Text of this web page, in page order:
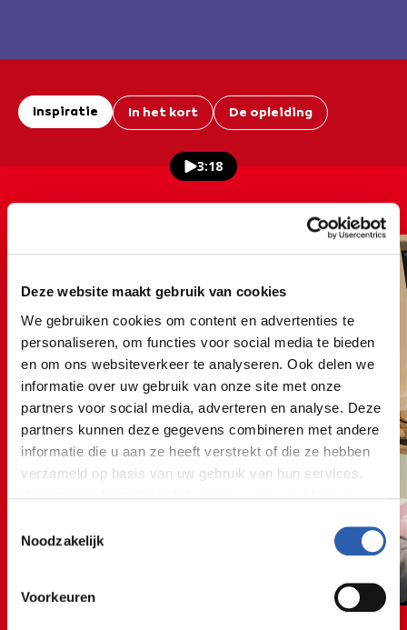
Deze website maakt gebruik van cookies
We gebruiken cookies om content en advertenties te
personaliseren, om functies voor social media te bieden
en om ons websiteverkeer te analyseren. Ook delen we
informatie over uw gebruik van onze site met onze
partners voor social media, adverteren en analyse. Deze
partners kunnen deze gegevens combineren met andere
informatie die u aan ze heeft verstrekt of die ze hebben
verzameld op basis van uw gebruik van hun services.
We werken samen met
die uw gegevens
Noodzakelijk
Voorkeuren
Inspiratie In het kort De opleiding
3:18
opleiding...